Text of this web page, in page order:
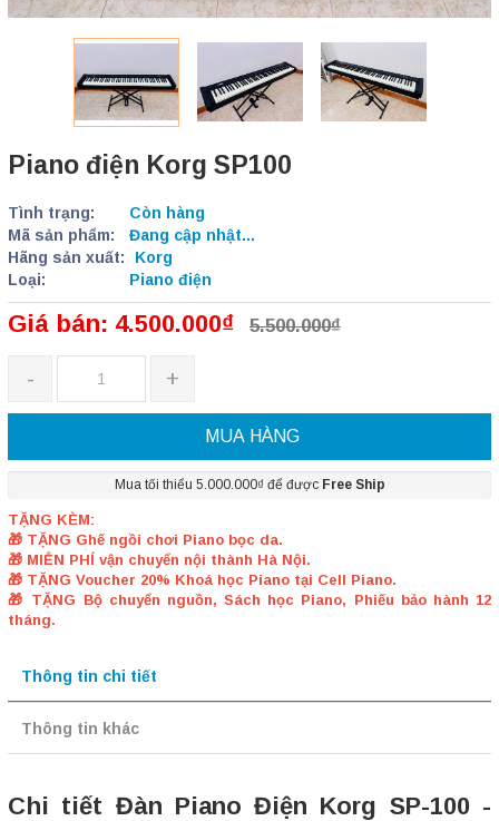
Piano điện Korg SP100
Tình trạng:
Còn hàng
Mã sản phẩm:
Đang cập nhật...
Hãng sản xuất:
Korg
Loại:
Piano điện
Giá bán: 4.500.000₫ 5.500.000₫
- +
MUA HÀNG
Mua tối thiểu 5.000.000₫ để được Free Ship
TẶNG KÈM:
🎁 TẶNG Ghế ngồi chơi Piano bọc da.
🎁 MIỄN PHÍ vận chuyển nội thành Hà Nội.
🎁 TẶNG Voucher 20% Khoá học Piano tại Cell Piano.
🎁 TẶNG Bộ chuyển nguồn, Sách học Piano, Phiếu bảo hành 12
tháng.
Thông tin chi tiết
Thông tin khác
Chi tiết Đàn Piano Điện Korg SP-100 -